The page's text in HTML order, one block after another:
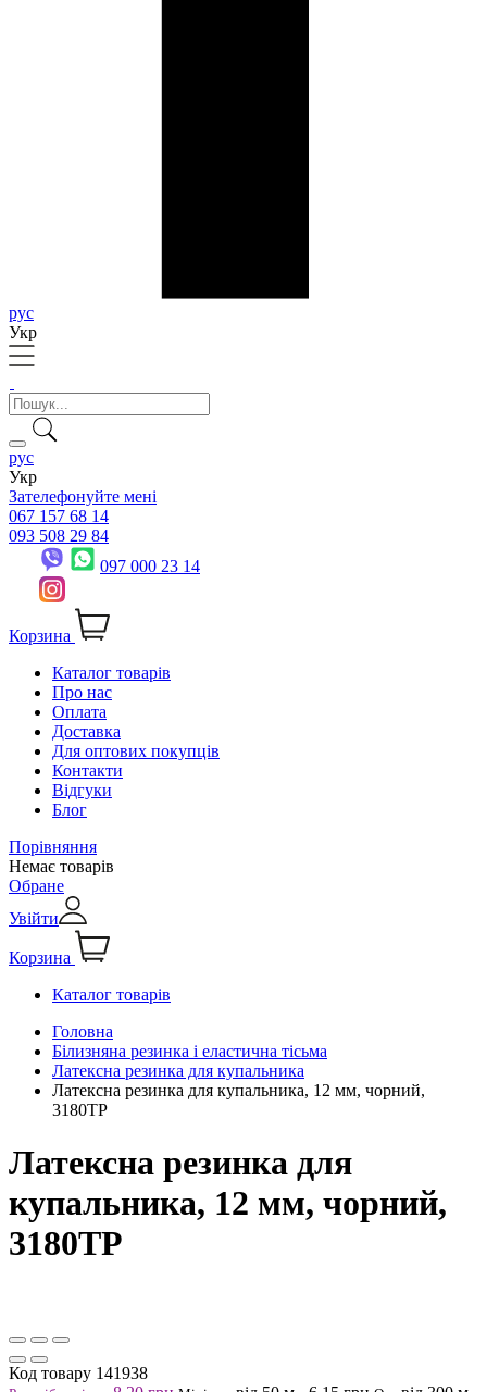
рус
Укр
рус
Укр
Зателефонуйте мені
067 157 68 14
093 508 29 84
097 000 23 14
Корзина
Каталог товарів
Про нас
Оплата
Доставка
Для оптових покупців
Контакти
Відгуки
Блог
Порівняння
Немає товарів
Обране
Увійти
Корзина
Каталог товарів
Головна
Білизняна резинка і еластична тісьма
Латексна резинка для купальника
Латексна резинка для купальника, 12 мм, чорний,
3180ТР
Латексна резинка для
купальника, 12 мм, чорний,
3180ТР
Код товару 141938